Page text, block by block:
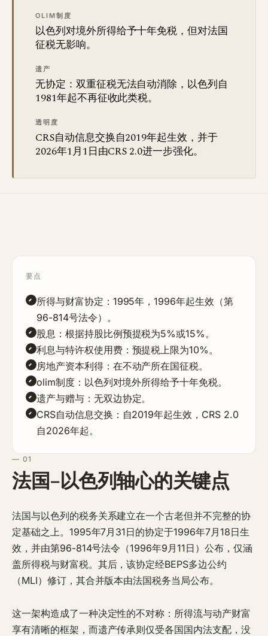
OLIM制度
以色列对境外所得给予十年免税，但对法国
征税无影响。
遗产
无协定：双重征税无法自动消除，以色列自
1981年起不再征收此类税。
透明度
CRS自动信息交换自2019年起生效，并于
2026年1月1日由CRS 2.0进一步强化。
要点
所得与财富协定：1995年，1996年起生效（第
96-814号法令）。
股息：根据持股比例预提税为5%或15%。
利息与特许权使用费：预提税上限为10%。
房地产资本利得：在不动产所在国征税。
olim制度：以色列对境外所得给予十年免税。
遗产与赠与：无双边协定。
CRS自动信息交换：自2019年起生效，CRS 2.0
自2026年起。
— 01
法国–以色列轴心的关键点
法国与以色列的税务关系建立在一个古老但并不完整的协
定基础之上。1995年7月31日的协定于1996年7月18日生
效，并由第96-814号法令（1996年9月11日）公布，仅涵
盖所得税与财富税。其后，该协定经BEPS多边公约
（MLI）修订，其合并版本由法国税务当局公布。
这一架构造成了一种决定性的不对称：所得流与动产财富
享有清晰的框架，而遗产传承则仅受各国国内法支配，没